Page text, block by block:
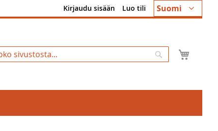
Kieli
Suomi
Kirjaudu sisään Luo tili
Hae